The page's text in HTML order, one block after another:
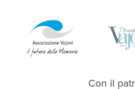
Con il